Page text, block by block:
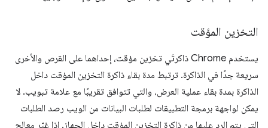
التخزين المؤقت
يستخدم Chrome ذاكرتَي تخزين مؤقت، إحداهما على القرص والأخرى
سريعة جدًا في الذاكرة. ترتبط مدة بقاء ذاكرة التخزين المؤقت داخل
الذاكرة بمدة بقاء عملية العرض، والتي تتوافق تقريبًا مع علامة تبويب. لا
يمكن لواجهة برمجة التطبيقات لطلبات البيانات من الويب رصد الطلبات
التي يتم الرد عليها من ذاكرة التخزين المؤقت داخل الجهاز. إذا غيّر معالج